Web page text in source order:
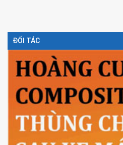
ĐỐI TÁC